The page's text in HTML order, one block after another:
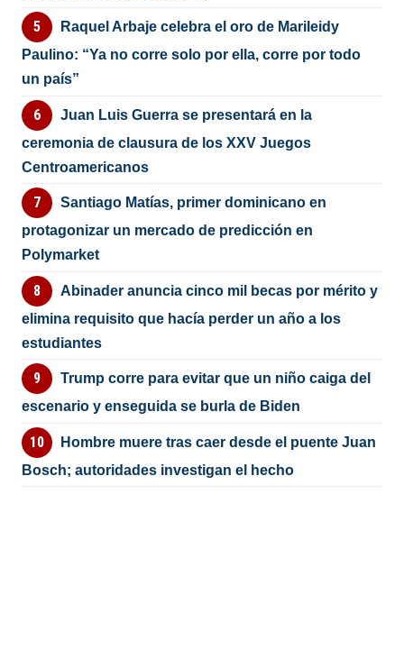
Raquel Arbaje celebra el oro de Marileidy
Paulino: “Ya no corre solo por ella, corre por todo
un país”
Juan Luis Guerra se presentará en la
ceremonia de clausura de los XXV Juegos
Centroamericanos
Santiago Matías, primer dominicano en
protagonizar un mercado de predicción en
Polymarket
Abinader anuncia cinco mil becas por mérito y
elimina requisito que hacía perder un año a los
estudiantes
Trump corre para evitar que un niño caiga del
escenario y enseguida se burla de Biden
Hombre muere tras caer desde el puente Juan
Bosch; autoridades investigan el hecho